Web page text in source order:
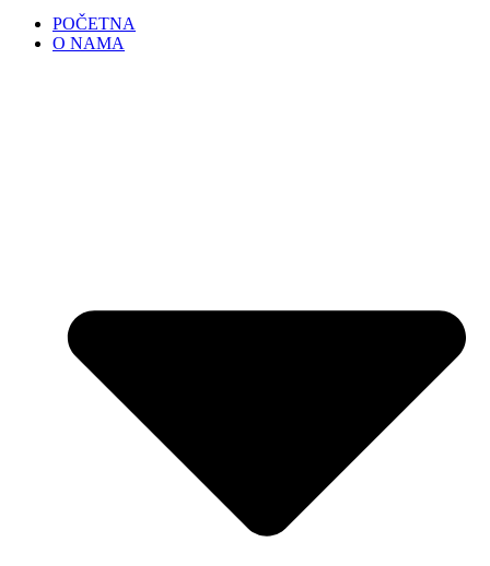
POČETNA
O NAMA